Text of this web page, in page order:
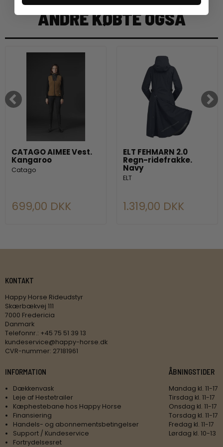
ANDRE KØBTE OGSÅ
CATAGO AIMEE Vest.
Kangaroo
Catago
699,00 DKK
ELT FEHMARN 2.0
Regn-ridefrakke.
Navy
ELT
1.319,00 DKK
KONTAKT
Happy Horse Rideudstyr
Skærbækvej 111
7000 Fredericia
Danmark
Telefonnr.: +45 75 51 39 13
kundeservice@happy-horse.dk
CVR-nummer: 27181961
INFORMATION
Dækkenvask
Leje af Hestetrailer
Kæphestebane hos Happy Horse
Finansiering
Handels- og abonnementsbetingelser
Support / Kundeservice
Fortrydelsesret
ÅBNINGSTIDER
Mandag kl. 11-17
Tirsdag kl. 11-17
Onsdag kl. 11-17
Torsdag kl. 11-17
Fredag kl. 11-17
Lørdag kl. 10-13